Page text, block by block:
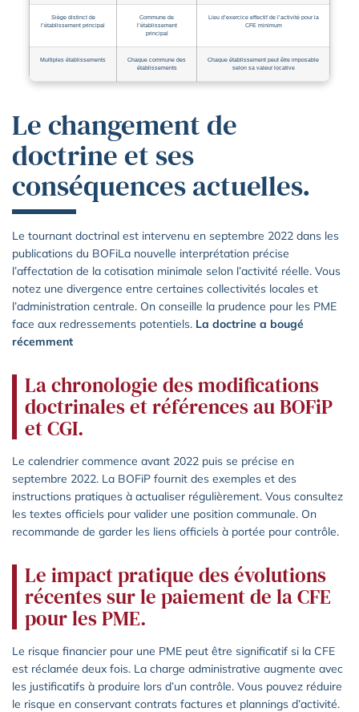
Siège distinct de
l’établissement principal
Commune de
l’établissement
principal
Lieu d’exercice effectif de l’activité pour la
CFE minimum
Multiples établissements
Chaque commune des
établissements
Chaque établissement peut être imposable
selon sa valeur locative
Le changement de
doctrine et ses
conséquences actuelles.
Le tournant doctrinal est intervenu en septembre 2022 dans les
publications du BOFiLa nouvelle interprétation précise
l’affectation de la cotisation minimale selon l’activité réelle. Vous
notez une divergence entre certaines collectivités locales et
l’administration centrale. On conseille la prudence pour les PME
face aux redressements potentiels. La doctrine a bougé
récemment
La chronologie des modifications
doctrinales et références au BOFiP
et CGI.
Le calendrier commence avant 2022 puis se précise en
septembre 2022. La BOFiP fournit des exemples et des
instructions pratiques à actualiser régulièrement. Vous consultez
les textes officiels pour valider une position communale. On
recommande de garder les liens officiels à portée pour contrôle.
Le impact pratique des évolutions
récentes sur le paiement de la CFE
pour les PME.
Le risque financier pour une PME peut être significatif si la CFE
est réclamée deux fois. La charge administrative augmente avec
les justificatifs à produire lors d’un contrôle. Vous pouvez réduire
le risque en conservant contrats factures et plannings d’activité.